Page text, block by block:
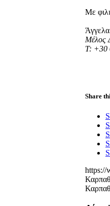
Με
Μέλος
Τ: +30
Share
https://